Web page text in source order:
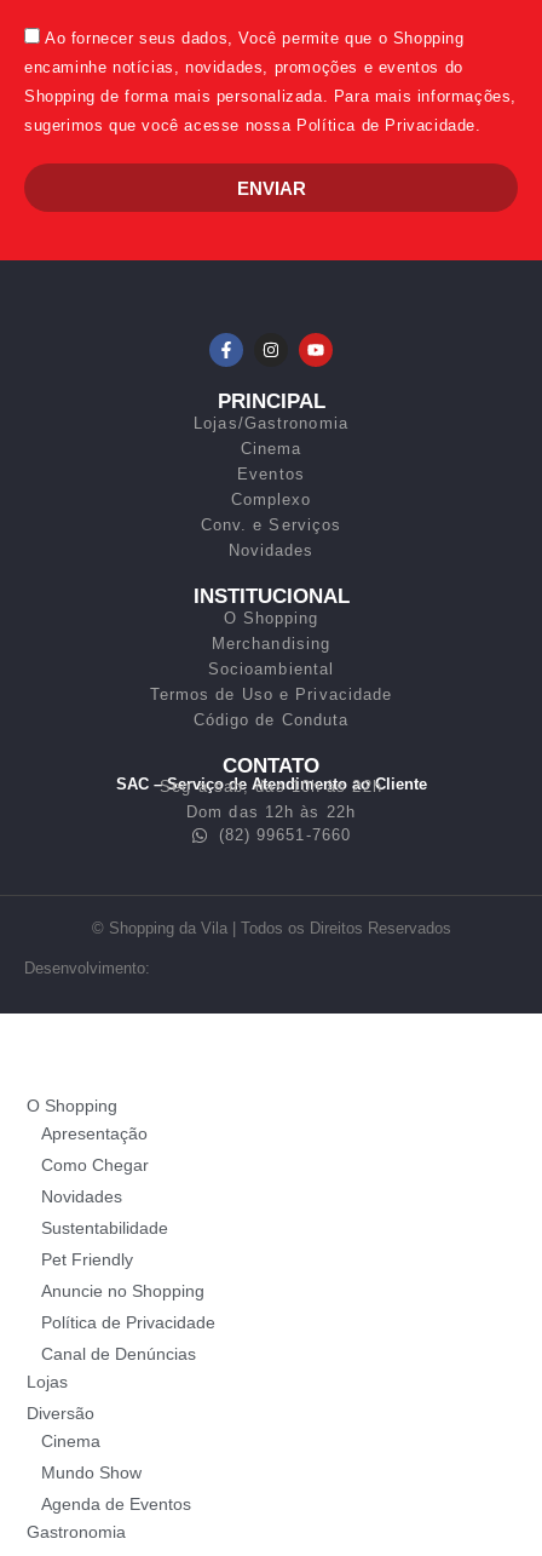
Ao fornecer seus dados, Você permite que o Shopping
encaminhe notícias, novidades, promoções e eventos do
Shopping de forma mais personalizada. Para mais informações,
sugerimos que você acesse nossa Política de Privacidade.
ENVIAR
PRINCIPAL
Lojas/Gastronomia
Cinema
Eventos
Complexo
Conv. e Serviços
Novidades
INSTITUCIONAL
O Shopping
Merchandising
Socioambiental
Termos de Uso e Privacidade
Código de Conduta
CONTATO
SAC – Serviço de Atendimento ao Cliente
Seg a sab, das 10h às 22h
Dom das 12h às 22h
(82) 99651-7660
© Shopping da Vila | Todos os Direitos Reservados
Desenvolvimento:
O Shopping
Apresentação
Como Chegar
Novidades
Sustentabilidade
Pet Friendly
Anuncie no Shopping
Política de Privacidade
Canal de Denúncias
Lojas
Diversão
Cinema
Mundo Show
Agenda de Eventos
Gastronomia